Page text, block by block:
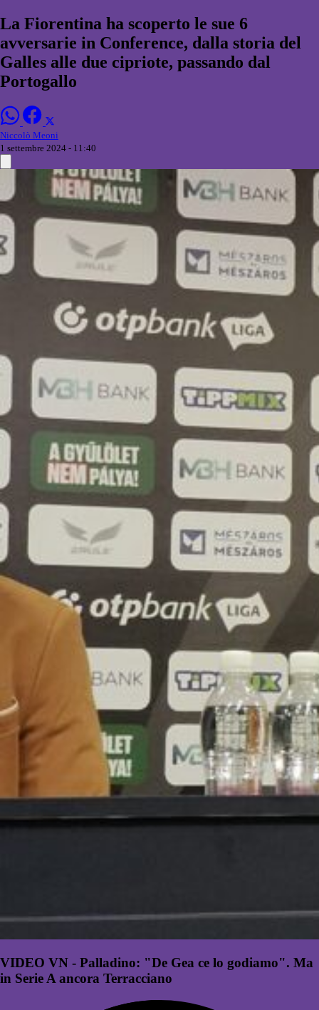
La Fiorentina ha scoperto le sue 6
avversarie in Conference, dalla storia del
Galles alle due cipriote, passando dal
Portogallo
Niccolò Meoni
1 settembre 2024 - 11:40
VIDEO VN - Palladino: "De Gea ce lo godiamo". Ma
in Serie A ancora Terracciano